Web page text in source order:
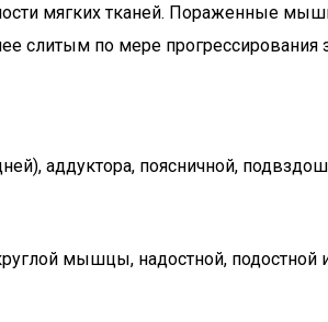
мягких тканей. Пораженные
слитым по мере прогрессирования
аддуктора, поясничной,
мышцы, надостной, подостной